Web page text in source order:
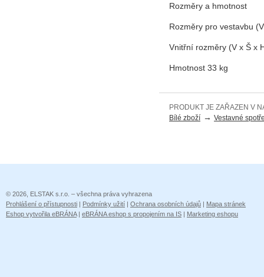
Rozměry a hmotnost
Rozměry pro vestavbu
Vnitřní rozměry (V x Š x
Hmotnost 33 kg
PRODUKT JE ZAŘAZEN V
Bílé zboží → Vestavné
© 2026, ELSTAK s.r.o. – všechna práva vyhrazena
Prohlášení o přístupnosti
Podmínky užití Ochrana osobních údajů
Mapa stránek
Eshop vytvořila eBRÁNA| eBRÁNA eshop s propojením na IS Marketing eshopu